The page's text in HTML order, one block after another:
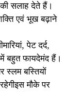
सलाह देते हैं।
एवं भूख बढ़ाने
पेट दर्द,
बहुत फायदेमंद हैं।
स्लम बस्तियों
मौके पर